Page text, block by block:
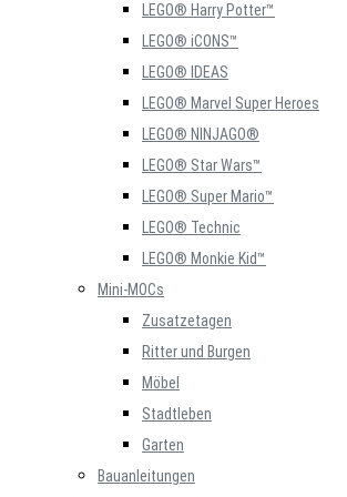
LEGO® Harry Potter™
LEGO® iCONS™
LEGO® IDEAS
LEGO® Marvel Super Heroes
LEGO® NINJAGO®
LEGO® Star Wars™
LEGO® Super Mario™
LEGO® Technic
LEGO® Monkie Kid™
Mini-MOCs
Zusatzetagen
Ritter und Burgen
Möbel
Stadtleben
Garten
Bauanleitungen